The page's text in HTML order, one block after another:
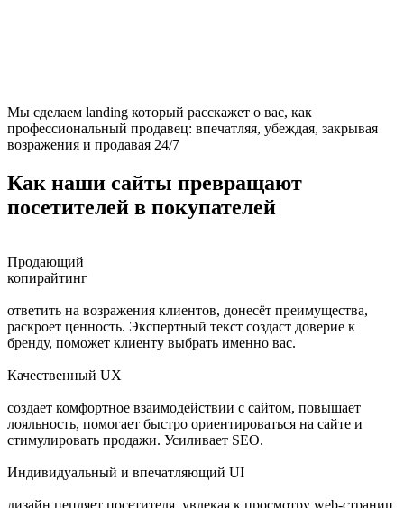
Мы сделаем landing который расскажет о вас, как
профессиональный продавец: впечатляя, убеждая, закрывая
возражения и продавая 24/7
Как наши сайты превращают
посетителей в покупателей
Продающий
копирайтинг
ответить на возражения клиентов, донесёт преимущества,
раскроет ценность. Экспертный текст создаст доверие к
бренду, поможет клиенту выбрать именно вас.
Качественный UX
создает комфортное взаимодействии с сайтом, повышает
лояльность, помогает быстро ориентироваться на сайте и
стимулировать продажи. Усиливает SEO.
Индивидуальный и впечатляющий UI
дизайн цепляет посетителя, увлекая к просмотру web-страниц.